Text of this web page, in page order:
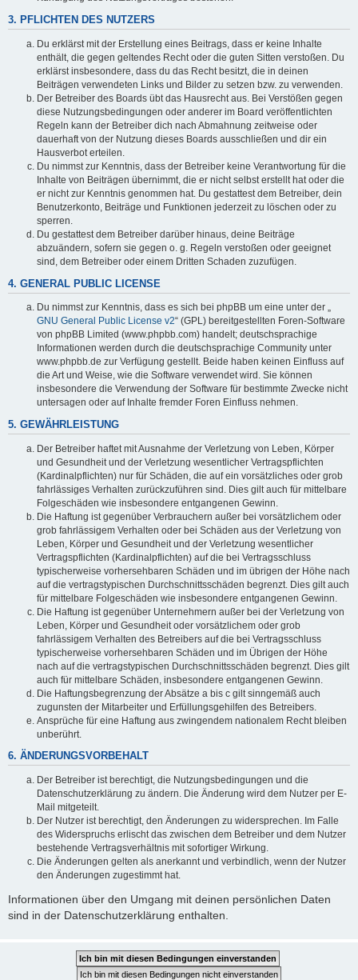
3. PFLICHTEN DES NUTZERS
Du erklärst mit der Erstellung eines Beitrags, dass er keine Inhalte
enthält, die gegen geltendes Recht oder die guten Sitten verstoßen. Du
erklärst insbesondere, dass du das Recht besitzt, die in deinen
Beiträgen verwendeten Links und Bilder zu setzen bzw. zu verwenden.
Der Betreiber des Boards übt das Hausrecht aus. Bei Verstößen gegen
diese Nutzungsbedingungen oder anderer im Board veröffentlichten
Regeln kann der Betreiber dich nach Abmahnung zeitweise oder
dauerhaft von der Nutzung dieses Boards ausschließen und dir ein
Hausverbot erteilen.
Du nimmst zur Kenntnis, dass der Betreiber keine Verantwortung für die
Inhalte von Beiträgen übernimmt, die er nicht selbst erstellt hat oder die
er nicht zur Kenntnis genommen hat. Du gestattest dem Betreiber, dein
Benutzerkonto, Beiträge und Funktionen jederzeit zu löschen oder zu
sperren.
Du gestattest dem Betreiber darüber hinaus, deine Beiträge
abzuändern, sofern sie gegen o. g. Regeln verstoßen oder geeignet
sind, dem Betreiber oder einem Dritten Schaden zuzufügen.
4. GENERAL PUBLIC LICENSE
Du nimmst zur Kenntnis, dass es sich bei phpBB um eine unter der „
GNU General Public License v2“ (GPL) bereitgestellten Foren-Software
von phpBB Limited (www.phpbb.com) handelt; deutschsprachige
Informationen werden durch die deutschsprachige Community unter
www.phpbb.de zur Verfügung gestellt. Beide haben keinen Einfluss auf
die Art und Weise, wie die Software verwendet wird. Sie können
insbesondere die Verwendung der Software für bestimmte Zwecke nicht
untersagen oder auf Inhalte fremder Foren Einfluss nehmen.
5. GEWÄHRLEISTUNG
Der Betreiber haftet mit Ausnahme der Verletzung von Leben, Körper
und Gesundheit und der Verletzung wesentlicher Vertragspflichten
(Kardinalpflichten) nur für Schäden, die auf ein vorsätzliches oder grob
fahrlässiges Verhalten zurückzuführen sind. Dies gilt auch für mittelbare
Folgeschäden wie insbesondere entgangenen Gewinn.
Die Haftung ist gegenüber Verbrauchern außer bei vorsätzlichem oder
grob fahrlässigem Verhalten oder bei Schäden aus der Verletzung von
Leben, Körper und Gesundheit und der Verletzung wesentlicher
Vertragspflichten (Kardinalpflichten) auf die bei Vertragsschluss
typischerweise vorhersehbaren Schäden und im übrigen der Höhe nach
auf die vertragstypischen Durchschnittsschäden begrenzt. Dies gilt auch
für mittelbare Folgeschäden wie insbesondere entgangenen Gewinn.
Die Haftung ist gegenüber Unternehmern außer bei der Verletzung von
Leben, Körper und Gesundheit oder vorsätzlichem oder grob
fahrlässigem Verhalten des Betreibers auf die bei Vertragsschluss
typischerweise vorhersehbaren Schäden und im Übrigen der Höhe
nach auf die vertragstypischen Durchschnittsschäden begrenzt. Dies gilt
auch für mittelbare Schäden, insbesondere entgangenen Gewinn.
Die Haftungsbegrenzung der Absätze a bis c gilt sinngemäß auch
zugunsten der Mitarbeiter und Erfüllungsgehilfen des Betreibers.
Ansprüche für eine Haftung aus zwingendem nationalem Recht bleiben
unberührt.
6. ÄNDERUNGSVORBEHALT
Der Betreiber ist berechtigt, die Nutzungsbedingungen und die
Datenschutzerklärung zu ändern. Die Änderung wird dem Nutzer per E-
Mail mitgeteilt.
Der Nutzer ist berechtigt, den Änderungen zu widersprechen. Im Falle
des Widerspruchs erlischt das zwischen dem Betreiber und dem Nutzer
bestehende Vertragsverhältnis mit sofortiger Wirkung.
Die Änderungen gelten als anerkannt und verbindlich, wenn der Nutzer
den Änderungen zugestimmt hat.
Informationen über den Umgang mit deinen persönlichen Daten
sind in der Datenschutzerklärung enthalten.